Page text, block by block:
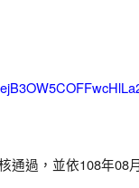
通過，並依108年08月